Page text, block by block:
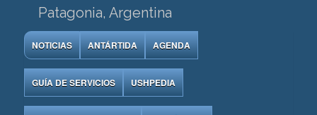
Patagonia, Argentina
NOTICIAS ANTÁRTIDA AGENDA
GUÍA DE SERVICIOS USHPEDIA